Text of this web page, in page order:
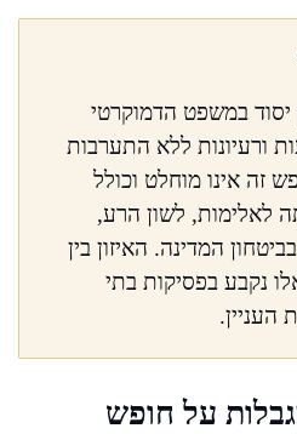
יסוד במשפט הדמוקרטי
ורעיונות ללא התערבות
זה אינו מוחלט וכולל
לאלימות, לשון הרע,
המדינה. האיזון בין
נקבע בפסיקות בתי
על חופש